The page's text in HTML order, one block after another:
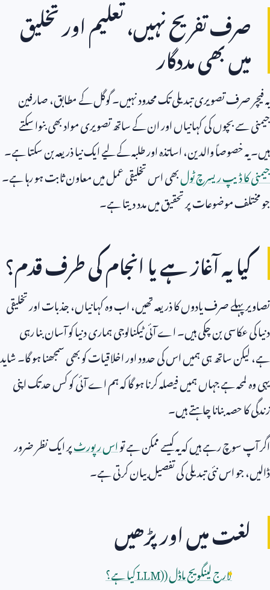
صرف تفریح نہیں، تعلیم اور تخلیق
میں بھی مددگار
یہ فیچر صرف تصویری تبدیلی تک محدود نہیں۔ گوگل کے مطابق، صارفین
جیمنی سے بچوں کی کہانیاں اور ان کے ساتھ تصویری مواد بھی بنوا سکتے
ہیں۔ یہ خصوصاً والدین، اساتذہ اور طلبہ کے لیے ایک نیا ذریعہ بن سکتا ہے۔
جیمنی کا ڈیپ ریسرچ ٹولبھی اس تخلیقی عمل میں معاون ثابت ہو رہا ہے۔
جو مختلف موضوعات پر تحقیق میں مدد دیتا ہے۔
کیا یہ آغاز ہے یا انجام کی طرف قدم؟
تصاویر پہلے صرف یادوں کا ذریعہ تھیں، اب وہ کہانیاں، جذبات اور تخلیقی
دنیا کی عکاسی بن چکی ہیں۔ اے آئی ٹیکنالوجی ہماری دنیا کو آسان بنا رہی
ہے، لیکن ساتھ ہی ہمیں اس کی حدود اور اخلاقیات کو بھی سمجھنا ہو گا۔ شاید
یہی وہ لمحہ ہے جہاں ہمیں فیصلہ کرنا ہو گا کہ ہم اے آئی کو کس حد تک اپنی
زندگی کا حصہ بنانا چاہتے ہیں۔
اگر آپ سوچ رہے ہیں کہ یہ کیسے ممکن ہے تواس رپورٹپر ایک نظر ضرور
ڈالیں، جو اس نئی تبدیلی کی تفصیل بیان کرتی ہے۔
لغت میں اور پڑھیں
لارج لینگویج ماڈل (LLM)کیا ہے؟